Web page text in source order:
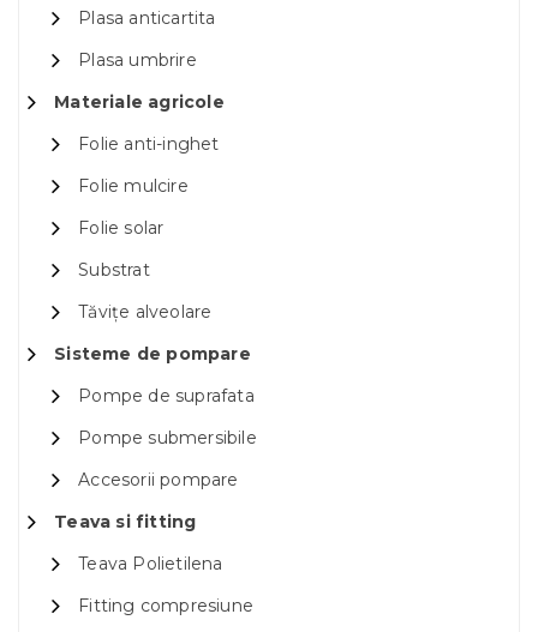
Plasa anticartita
Plasa umbrire
Materiale agricole
Folie anti-inghet
Folie mulcire
Folie solar
Substrat
Tăvițe alveolare
Sisteme de pompare
Pompe de suprafata
Pompe submersibile
Accesorii pompare
Teava si fitting
Teava Polietilena
Fitting compresiune